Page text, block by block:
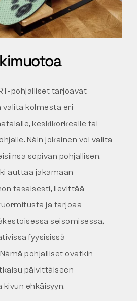
pohjalliset tarjoavat
valita kolmesta eri
keskikorkealle tai
Näin jokainen voi valita
sopivan pohjallisen.
auttaa jakamaan
tasaisesti, lievittää
ja tarjoaa
seisomisessa,
fyysisissä
pohjalliset ovatkin
päivittäiseen
ehkäisyyn.